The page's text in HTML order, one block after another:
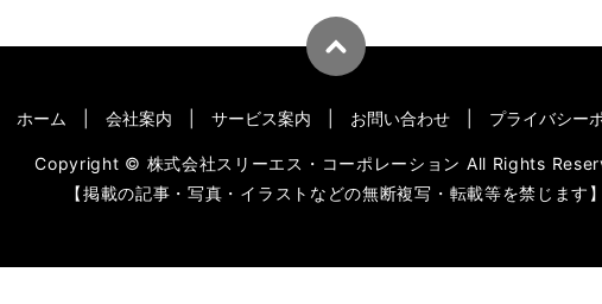
ホーム 会社案内 サービス案内 お問い合わせ プライバシー
Copyright © 株式会社スリーエス・コーポレーション All Rights
【掲載の記事・写真・イラストなどの無断複写・転載等を禁じます】